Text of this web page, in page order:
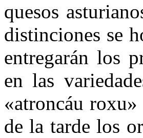
quesos
distinciones se
entregarán los
en las
«atroncáu
de la tarde los